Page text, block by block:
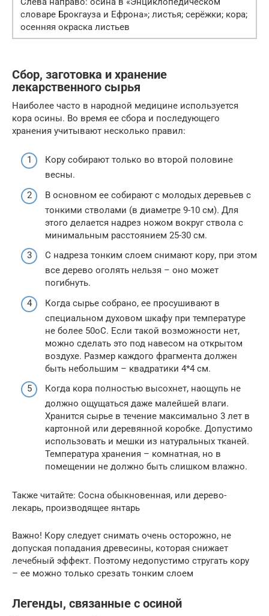
словаре Брокгауза и Ефрона»; листья; серёжки; кора;
осенняя окраска листьев
Сбор, заготовка и хранение
лекарственного сырья
Наиболее часто в народной медицине используется
кора осины. Во время ее сбора и последующего
хранения учитывают несколько правил:
Кору собирают только во второй половине
весны.
В основном ее собирают с молодых деревьев с
тонкими стволами (в диаметре 9-10 см). Для
этого делается надрез ножом вокруг ствола с
минимальным расстоянием 25-30 см.
С надреза тонким слоем снимают кору, при этом
все дерево оголять нельзя – оно может
погибнуть.
Когда сырье собрано, ее просушивают в
специальном духовом шкафу при температуре
не более 50оС. Если такой возможности нет,
можно сделать это под навесом на открытом
воздухе. Размер каждого фрагмента должен
быть небольшим – квадратики 4*4 см.
Когда кора полностью высохнет, наощупь не
должно ощущаться даже малейшей влаги.
Хранится сырье в течение максимально 3 лет в
картонной или деревянной коробке. Допустимо
использовать и мешки из натуральных тканей.
Температура хранения – комнатная, но в
помещении не должно быть слишком влажно.
Также читайте: Сосна обыкновенная, или дерево-
лекарь, производящее янтарь
Важно! Кору следует снимать очень осторожно, не
допуская попадания древесины, которая снижает
лечебный эффект. Поэтому недопустимо стругать кору
– ее можно только срезать тонким слоем
Легенды, связанные с осиной